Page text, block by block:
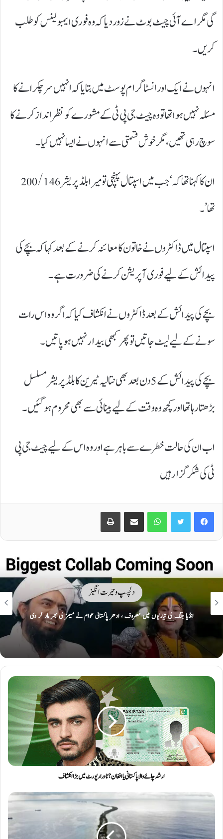
گی مگر اے آئی چیٹ بوٹ نے زور دیا کہ وہ فوری ایمبولینس کو طلب
کریں۔
انہوں نے ایک اور انسٹا گرام پوسٹ میں بتایا کہ انہیں سر چکرانے کا
مسئلہ نہیں ہوا تھا تو وہ چیٹ جی پی ٹی کے مشورے کو نظرانداز کرنے کا
سوچ رہی تھیں، مگر خوش قسمتی سے انہوں نے ایسا نہیں کیا۔
ان کا کہنا تھا کہ ‘جب میں اسپتال پہنچی تو میرا بلڈ پریشر 200/146
تھا’۔
اسپتال میں ڈاکٹروں نے خاتون کا معائنہ کرنے کے بعد کہا کہ بچے کی
پیدائش کے لیے فوری آپریشن کرنے کی ضرورت ہے۔
بچے کی پیدائش کے بعد ڈاکٹروں نے انکشاف کیا کہ اگر وہ اس رات
سونے کے لیے لیٹ جاتیں تو پھر کبھی بیدار نہیں ہو پاتیں۔
بچے کی پیدائش کے 5 دن بعد بھی نتالیہ ٹیرین کا بلڈ پریشر مسلسل
بڑھتا رہا تھا اور کچھ وہ وقت کے لیے بینائی سے بھی محروم ہوگئیں۔
اب ان کی حالت خطرے سے باہر ہے اور وہ اس کے لیے چیٹ جی پی
ٹی کی شکر گزار ہیں
Facebook
Twitter
WhatsApp
Share via Email
Print
دلچسپ و حیرت انگیز
انڈیا جنگ کی تیاریوں میں مصروف ، ادھر پاکستانی عوام نے میمز کی بھر مار کر دی
ارشد چائے والا پاکستانی یا افغان؟ نادرا رپورٹ میں بڑا انکشاف